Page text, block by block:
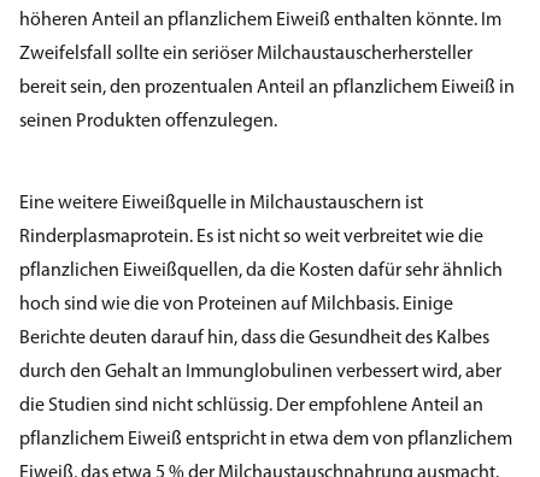
höheren Anteil an pflanzlichem Eiweiß enthalten könnte. Im
Zweifelsfall sollte ein seriöser Milchaustauscherhersteller
bereit sein, den prozentualen Anteil an pflanzlichem Eiweiß in
seinen Produkten offenzulegen.
Eine weitere Eiweißquelle in Milchaustauschern ist
Rinderplasmaprotein. Es ist nicht so weit verbreitet wie die
pflanzlichen Eiweißquellen, da die Kosten dafür sehr ähnlich
hoch sind wie die von Proteinen auf Milchbasis. Einige
Berichte deuten darauf hin, dass die Gesundheit des Kalbes
durch den Gehalt an Immunglobulinen verbessert wird, aber
die Studien sind nicht schlüssig. Der empfohlene Anteil an
pflanzlichem Eiweiß entspricht in etwa dem von pflanzlichem